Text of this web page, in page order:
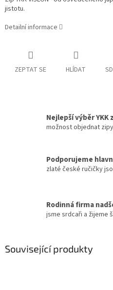
jistotu.
Detailní informace
ZEPTAT SE HLÍDAT
Nejlepší výběr YKK
možnost objednat
Podporujeme
zlaté české ručičky
Rodinná firma
jsme srdcaři a žijeme
Související produkty